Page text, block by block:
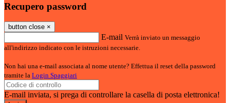
Recupero password
button close ×
E-mail Verrà inviato un messaggio
all'indirizzo indicato con le istruzioni necessarie.
Non hai una e-mail associata al nome utente? Effettua il reset della password
tramite la Login Spaggiari
E-mail inviata, si prega di controllare la casella di posta elettronica!